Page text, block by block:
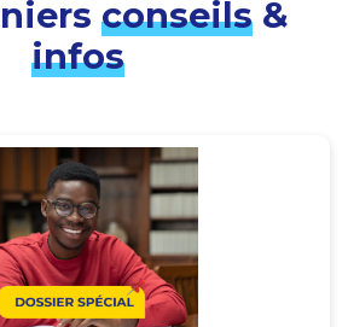
conseils&
infos